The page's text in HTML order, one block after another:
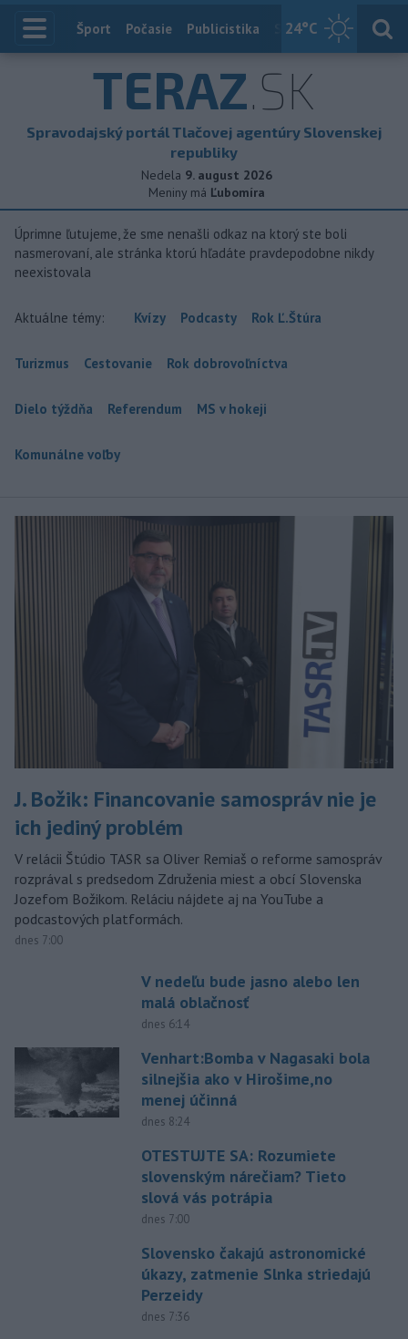
24°C
Index
Šport Počasie Publicistika Slovensko
TERAZ.SK
Spravodajský portál Tlačovej agentúry Slovenskej
republiky
Nedela 9. august 2026
Meniny má Ľubomíra
Úprimne ľutujeme, že sme nenašli odkaz na ktorý ste boli
nasmerovaní, ale stránka ktorú hľadáte pravdepodobne nikdy
neexistovala
Aktuálne témy: Kvízy Podcasty Rok Ľ.Štúra
Turizmus Cestovanie Rok dobrovoľníctva
Dielo týždňa Referendum MS v hokeji
Komunálne voľby
J. Božik: Financovanie samospráv nie je
ich jediný problém
V relácii Štúdio TASR sa Oliver Remiaš o reforme samospráv
rozprával s predsedom Združenia miest a obcí Slovenska
Jozefom Božikom. Reláciu nájdete aj na YouTube a
podcastových platformách.
dnes 7:00
V nedeľu bude jasno alebo len
malá oblačnosť
dnes 6:14
Venhart:Bomba v Nagasaki bola
silnejšia ako v Hirošime,no
menej účinná
dnes 8:24
OTESTUJTE SA: Rozumiete
slovenským nárečiam? Tieto
slová vás potrápia
dnes 7:00
Slovensko čakajú astronomické
úkazy, zatmenie Slnka striedajú
Perzeidy
dnes 7:36